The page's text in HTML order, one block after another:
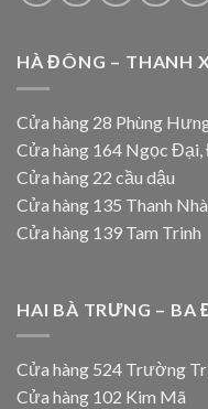
HÀ ĐÔNG – THANH
Cửa hàng 28 Phùng
Cửa hàng 164 Ngọc
Cửa hàng 22 cầu dậu
Cửa hàng 135 Thanh
Cửa hàng 139 Tam Trinh
HAI BÀ TRƯNG – BA
Cửa hàng 524 Trường
Cửa hàng 102 Kim Mã